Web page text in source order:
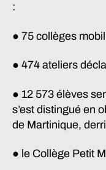
:
● 75 collèges
● 474 ateliers
● 12 573 élèves
s’est distingué en
de Martinique,
● le Collège Petit